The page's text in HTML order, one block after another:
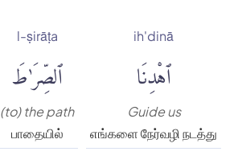
ih'dinā
ٱهْدِنَا
Guide us
எங்களை நேர்வழி நடத்து
l-ṣirāṭa
ٱلصِّرَٰطَ
(to) the path
பாதையில்